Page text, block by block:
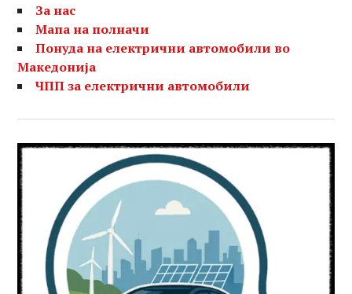
За нас
Мапа на полначи
Понуда на електрични автомобили во
Македонија
ЧПП за електрични автомобили